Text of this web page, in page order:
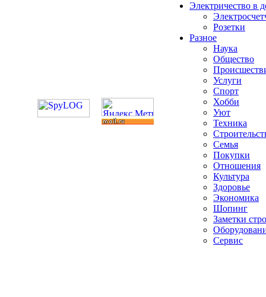
Электричество в
Розетки
Разное
Наука
Общество
Услуги
Спорт
Хобби
Уют
Техника
Семья
Покупки
Отношения
Культура
Здоровье
Экономика
Шопинг
Заметки
Сервис